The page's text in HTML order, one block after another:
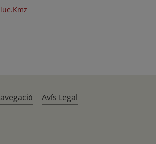
Avís Legal